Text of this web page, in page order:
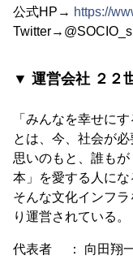
公式HP→ https://
▼ 運営会社 ２２
「みんなを幸せに
とは、今、社会が
思いのもと、誰も
本」を愛する人にな
そんな文化インフ
り運営されている。
代表者 ： 向田翔